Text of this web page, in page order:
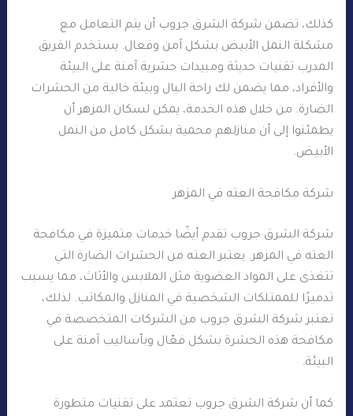
كذلك، تضمن شركة الشرق جروب أن يتم التعامل مع
مشكلة النمل الأبيض بشكل آمن وفعال. يستخدم الفريق
المدرب تقنيات حديثة ومبيدات حشرية آمنة على البيئة
والأفراد، مما يضمن لك راحة البال وبيئة خالية من الحشرات
الضارة. من خلال هذه الخدمة، يمكن لسكان المزهر أن
يطمئنوا إلى أن منازلهم محمية بشكل كامل من النمل
الأبيض.
شركة مكافحة العته في المزهر
شركة الشرق جروب تقدم أيضًا خدمات متميزة في مكافحة
العته في المزهر. يعتبر العته من الحشرات الضارة التي
تتغذى على المواد العضوية مثل الملابس والأثاث، مما يسبب
تدميرًا للممتلكات الشخصية في المنازل والمكاتب. لذلك،
تعتبر شركة الشرق جروب من الشركات المتخصصة في
مكافحة هذه الحشرة بشكل فعّال وبأساليب آمنة على
البيئة.
كما أن شركة الشرق جروب تعتمد على تقنيات متطورة